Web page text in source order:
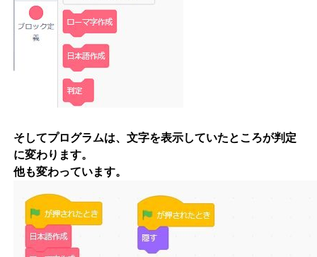
そしてプログラムは、文字を表示していたところが判定
に変わります。
他も変わっています。